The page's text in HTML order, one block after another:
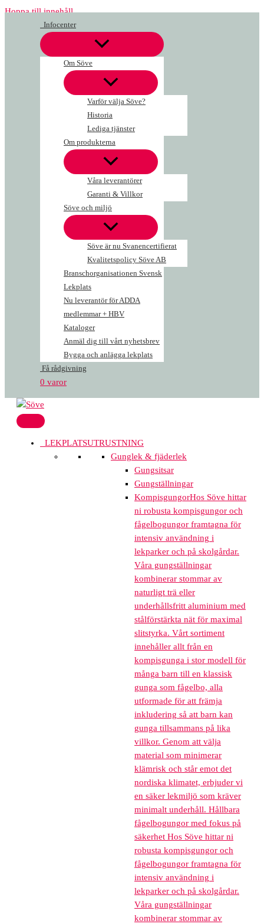
Hoppa till innehåll
Infocenter
Om Söve
Varför välja Söve?
Historia
Lediga tjänster
Om produkterna
Våra leverantörer
Garanti & Villkor
Söve och miljö
Söve är nu Svanencertifierat
Kvalitetspolicy Söve AB
Branschorganisationen Svensk
Lekplats
Nu leverantör för ADDA
medlemmar + HBV
Kataloger
Anmäl dig till vårt nyhetsbrev
Bygga och anlägga lekplats
Få rådgivning
0 varor
LEKPLATSUTRUSTNING
Gunglek & fjäderlek
Gungsitsar
Gungställningar
KompisgungorHos Söve hittar
ni robusta kompisgungor och
fågelbogungor framtagna för
intensiv användning i
lekparker och på skolgårdar.
Våra gungställningar
kombinerar stommar av
naturligt trä eller
underhållsfritt aluminium med
stålförstärkta nät för maximal
slitstyrka. Vårt sortiment
innehåller allt från en
kompisgunga i stor modell för
många barn till en klassisk
gunga som fågelbo, alla
utformade för att främja
inkludering så att barn kan
gunga tillsammans på lika
villkor. Genom att välja
material som minimerar
klämrisk och står emot det
nordiska klimatet, erbjuder vi
en säker lekmiljö som kräver
minimalt underhåll. Hållbara
fågelbogungor med fokus på
säkerhet Hos Söve hittar ni
robusta kompisgungor och
fågelbogungor framtagna för
intensiv användning i
lekparker och på skolgårdar.
Våra gungställningar
kombinerar stommar av